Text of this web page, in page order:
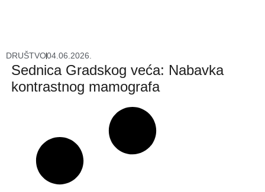
DRUŠTVO04.06.2026.
Sednica Gradskog veća: Nabavka
kontrastnog mamografa